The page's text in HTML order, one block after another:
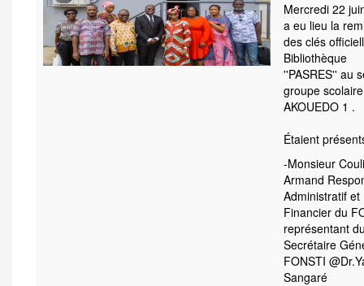
Mercredi 22
a eu lieu la
des clés
Bibliothèque
''PASRES'' au
groupe
AKOUEDO 1 .
Étaient
-Monsieur
Armand
Administratif et
Financier du
représentant
Secrétaire
FONSTI
Sangaré